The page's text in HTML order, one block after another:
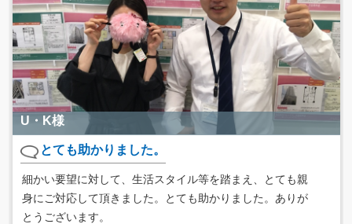
U・K様
とても助かりました。
細かい要望に対して、生活スタイル等を踏まえ、とても親
身にご対応して頂きました。とても助かりました。ありが
とうございます。